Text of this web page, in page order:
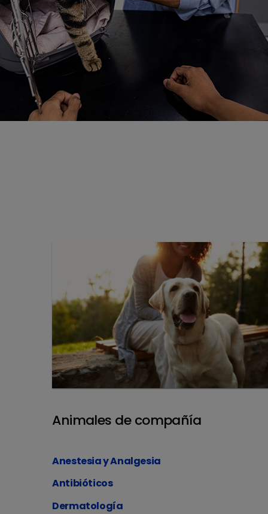
Animales de compañía
Anestesia y Analgesia
Antibióticos
Dermatología